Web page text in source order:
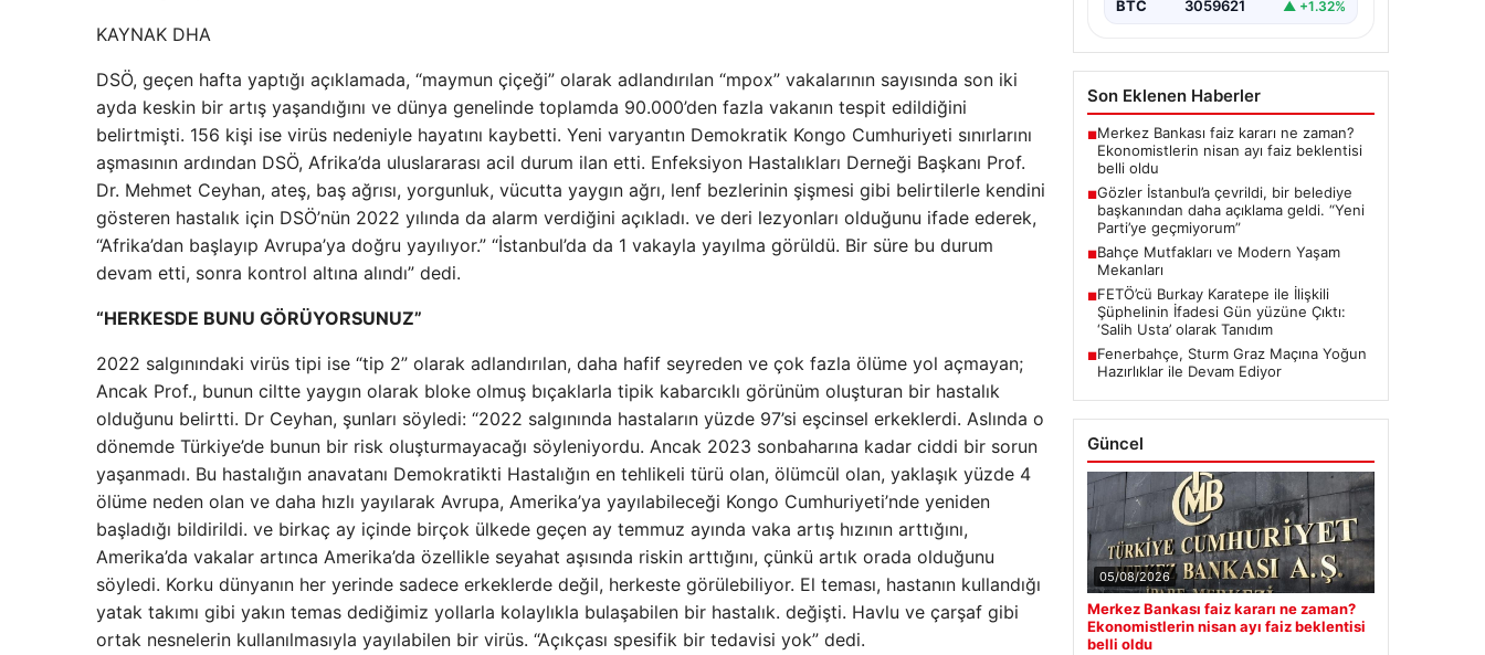
KAYNAK DHA
DSÖ, geçen hafta yaptığı açıklamada, “maymun çiçeği” olarak adlandırılan “mpox” vakalarının sayısında son iki
ayda keskin bir artış yaşandığını ve dünya genelinde toplamda 90.000’den fazla vakanın tespit edildiğini
belirtmişti. 156 kişi ise virüs nedeniyle hayatını kaybetti. Yeni varyantın Demokratik Kongo Cumhuriyeti sınırlarını
aşmasının ardından DSÖ, Afrika’da uluslararası acil durum ilan etti. Enfeksiyon Hastalıkları Derneği Başkanı Prof.
Dr. Mehmet Ceyhan, ateş, baş ağrısı, yorgunluk, vücutta yaygın ağrı, lenf bezlerinin şişmesi gibi belirtilerle kendini
gösteren hastalık için DSÖ’nün 2022 yılında da alarm verdiğini açıkladı. ve deri lezyonları olduğunu ifade ederek,
“Afrika’dan başlayıp Avrupa’ya doğru yayılıyor.” “İstanbul’da da 1 vakayla yayılma görüldü. Bir süre bu durum
devam etti, sonra kontrol altına alındı” dedi.
“HERKESDE BUNU GÖRÜYORSUNUZ”
2022 salgınındaki virüs tipi ise “tip 2” olarak adlandırılan, daha hafif seyreden ve çok fazla ölüme yol açmayan;
Ancak Prof., bunun ciltte yaygın olarak bloke olmuş bıçaklarla tipik kabarcıklı görünüm oluşturan bir hastalık
olduğunu belirtti. Dr Ceyhan, şunları söyledi: “2022 salgınında hastaların yüzde 97’si eşcinsel erkeklerdi. Aslında o
dönemde Türkiye’de bunun bir risk oluşturmayacağı söyleniyordu. Ancak 2023 sonbaharına kadar ciddi bir sorun
yaşanmadı. Bu hastalığın anavatanı Demokratikti Hastalığın en tehlikeli türü olan, ölümcül olan, yaklaşık yüzde 4
ölüme neden olan ve daha hızlı yayılarak Avrupa, Amerika’ya yayılabileceği Kongo Cumhuriyeti’nde yeniden
başladığı bildirildi. ve birkaç ay içinde birçok ülkede geçen ay temmuz ayında vaka artış hızının arttığını,
Amerika’da vakalar artınca Amerika’da özellikle seyahat aşısında riskin arttığını, çünkü artık orada olduğunu
söyledi. Korku dünyanın her yerinde sadece erkeklerde değil, herkeste görülebiliyor. El teması, hastanın kullandığı
yatak takımı gibi yakın temas dediğimiz yollarla kolaylıkla bulaşabilen bir hastalık. değişti. Havlu ve çarşaf gibi
ortak nesnelerin kullanılmasıyla yayılabilen bir virüs. “Açıkçası spesifik bir tedavisi yok” dedi.
BTC 3059621 ▲ +1.32%
Son Eklenen Haberler
■Merkez Bankası faiz kararı ne zaman?
Ekonomistlerin nisan ayı faiz beklentisi
belli oldu
■Gözler İstanbul’a çevrildi, bir belediye
başkanından daha açıklama geldi. “Yeni
Parti’ye geçmiyorum”
■Bahçe Mutfakları ve Modern Yaşam
Mekanları
■FETÖ’cü Burkay Karatepe ile İlişkili
Şüphelinin İfadesi Gün yüzüne Çıktı:
‘Salih Usta’ olarak Tanıdım
■Fenerbahçe, Sturm Graz Maçına Yoğun
Hazırlıklar ile Devam Ediyor
Güncel
05/08/2026
Merkez Bankası faiz kararı ne zaman?
Ekonomistlerin nisan ayı faiz beklentisi
belli oldu